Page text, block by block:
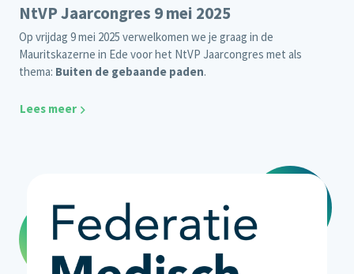
NtVP Jaarcongres 9 mei 2025
Op vrijdag 9 mei 2025 verwelkomen we je graag in de
Mauritskazerne in Ede voor het NtVP Jaarcongres met als
thema: Buiten de gebaande paden.
Lees meer